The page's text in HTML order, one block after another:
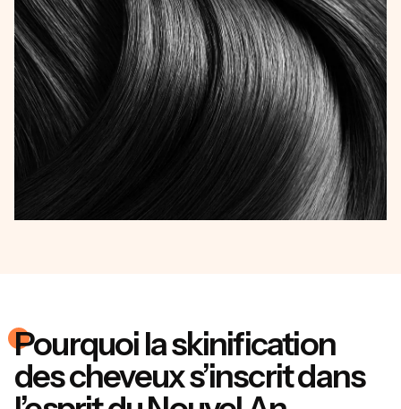
Pourquoi la skinification
des cheveux s’inscrit dans